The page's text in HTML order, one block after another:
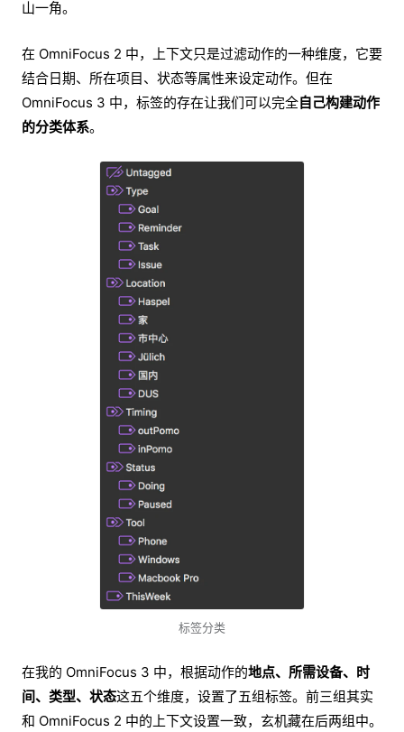
山一角。
在 OmniFocus 2 中，上下文只是过滤动作的一种维度，它要
结合日期、所在项目、状态等属性来设定动作。但在
OmniFocus 3 中，标签的存在让我们可以完全自己构建动作
的分类体系。
标签分类
在我的 OmniFocus 3 中，根据动作的地点、所需设备、时
间、类型、状态这五个维度，设置了五组标签。前三组其实
和 OmniFocus 2 中的上下文设置一致，玄机藏在后两组中。